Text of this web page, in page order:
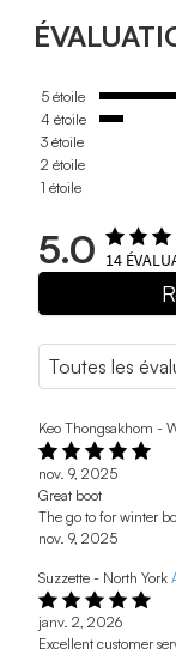
5 étoile
4 étoile
3 étoile
2 étoile
1 étoile
5.0 14
Keo Thongsakhom -
nov. 9, 2025
Great boot
The go to for winter
nov. 9, 2025
Suzzette - North York
janv. 2, 2026
Excellent customer